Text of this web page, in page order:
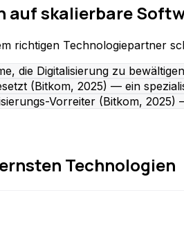
auf skalierbare
richtigen Technologiepartner
die Digitalisierung zu
(Bitkom, 2025) — ein
Vorreiter (Bitkom,
Technologien